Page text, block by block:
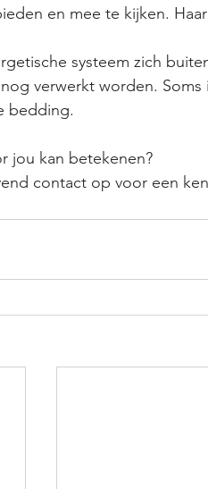
en mee te kijken.
systeem zich
verwerkt worden.
bedding.
jou kan betekenen?
contact op voor een